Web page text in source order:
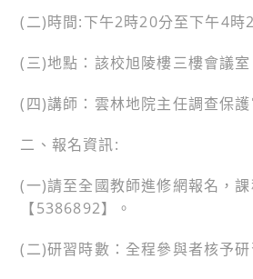
(二)時間:下午2時20分至下午4時
(三)地點：該校旭陵樓三樓會議室
(四)講師：雲林地院主任調查保護
二、報名資訊:
(一)請至全國教師進修網報名，
【5386892】。
(二)研習時數：全程參與者核予研